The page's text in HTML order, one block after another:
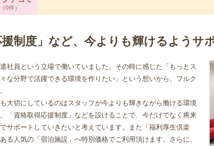
0件
援制度」など、今よりも輝けるようサ
社員という立場で働いていました。その時に感じた「もっとス
な分野で活躍できる環境を作りたい」という想いから、フルク
大切にしているのはスタッフが今よりも輝きながら働ける環境
「資格取得応援制度」などを設けることで、今だけでなく将来
サポートしていきたいと考えています。また「福利厚生倶楽
る人気の「宿泊施設」へ特別価格でご利用頂けます。さらに、